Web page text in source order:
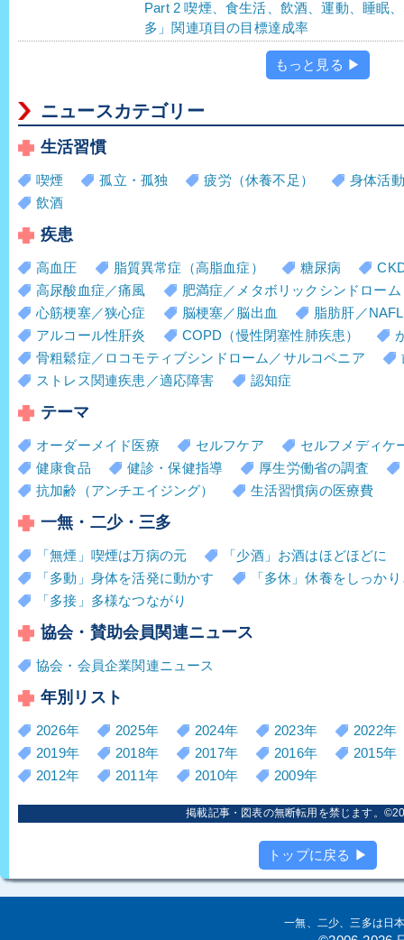
Part 2 喫煙、食生活、飲酒、運動、睡眠
多」関連項目の目標達成率
もっと見る ▶
ニュースカテゴリー
生活習慣
喫煙 孤立・孤独 疲労（休養不足）
身体活
飲酒
疾患
高血圧 脂質異常症（高脂血症） 糖尿病
高尿酸血症／痛風
肥満症／メタボリックシンドローム
心筋梗塞／狭心症
脳梗塞／脳出血
脂肪肝／
アルコール性肝炎
COPD（慢性閉塞性肺疾患）
骨粗鬆症／ロコモティブシンドローム／サルコペニア
ストレス関連疾患／適応障害
認知症
テーマ
オーダーメイド医療 セルフケア
セルフメディケ
健康食品
健診・保健指導
厚生労働省の調査
抗加齢（アンチエイジング）
生活習慣病の医療費
一無・二少・三多
「無煙」喫煙は万病の元
「少酒」お酒はほどほどに
「多動」身体を活発に動かす
「多休」休養をしっか
「多接」多様なつながり
協会・賛助会員関連ニュース
協会・会員企業関連ニュース
年別リスト
2026年 2025年 2024年 2023年
2022年
2019年
2018年 2017年 2016年
2015年
2012年
2011年 2010年 2009年
掲載記事・図表の無断転用を禁じます。
トップに戻る ▶
一無、二少、三多は日